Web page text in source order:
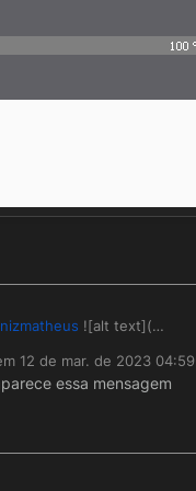
![alt text](
12 de mar. de 2023 04:59
por
essa mensagem